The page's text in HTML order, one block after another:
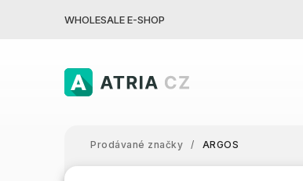
WHOLESALE E-SHOP
Prodávané značky / ARGOS